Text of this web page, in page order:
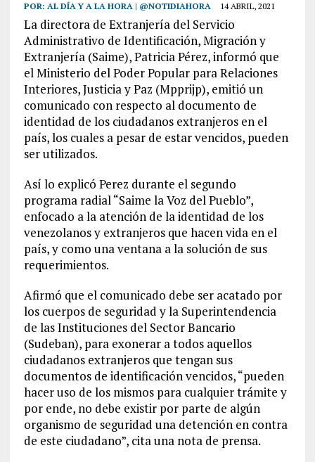
POR: AL DÍA Y A LA HORA | @NOTIDIAHORA 14 ABRIL, 2021
La directora de Extranjería del Servicio
Administrativo de Identificación, Migración y
Extranjería (Saime), Patricia Pérez, informó que
el Ministerio del Poder Popular para Relaciones
Interiores, Justicia y Paz (Mpprijp), emitió un
comunicado con respecto al documento de
identidad de los ciudadanos extranjeros en el
país, los cuales a pesar de estar vencidos, pueden
ser utilizados.
Así lo explicó Perez durante el segundo
programa radial “Saime la Voz del Pueblo”,
enfocado a la atención de la identidad de los
venezolanos y extranjeros que hacen vida en el
país, y como una ventana a la solución de sus
requerimientos.
Afirmó que el comunicado debe ser acatado por
los cuerpos de seguridad y la Superintendencia
de las Instituciones del Sector Bancario
(Sudeban), para exonerar a todos aquellos
ciudadanos extranjeros que tengan sus
documentos de identificación vencidos, “pueden
hacer uso de los mismos para cualquier trámite y
por ende, no debe existir por parte de algún
organismo de seguridad una detención en contra
de este ciudadano”, cita una nota de prensa.